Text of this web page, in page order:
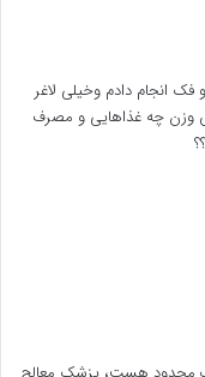
انجام دادم وخیلی لاغر
وزن چه غذاهایی و مصرف